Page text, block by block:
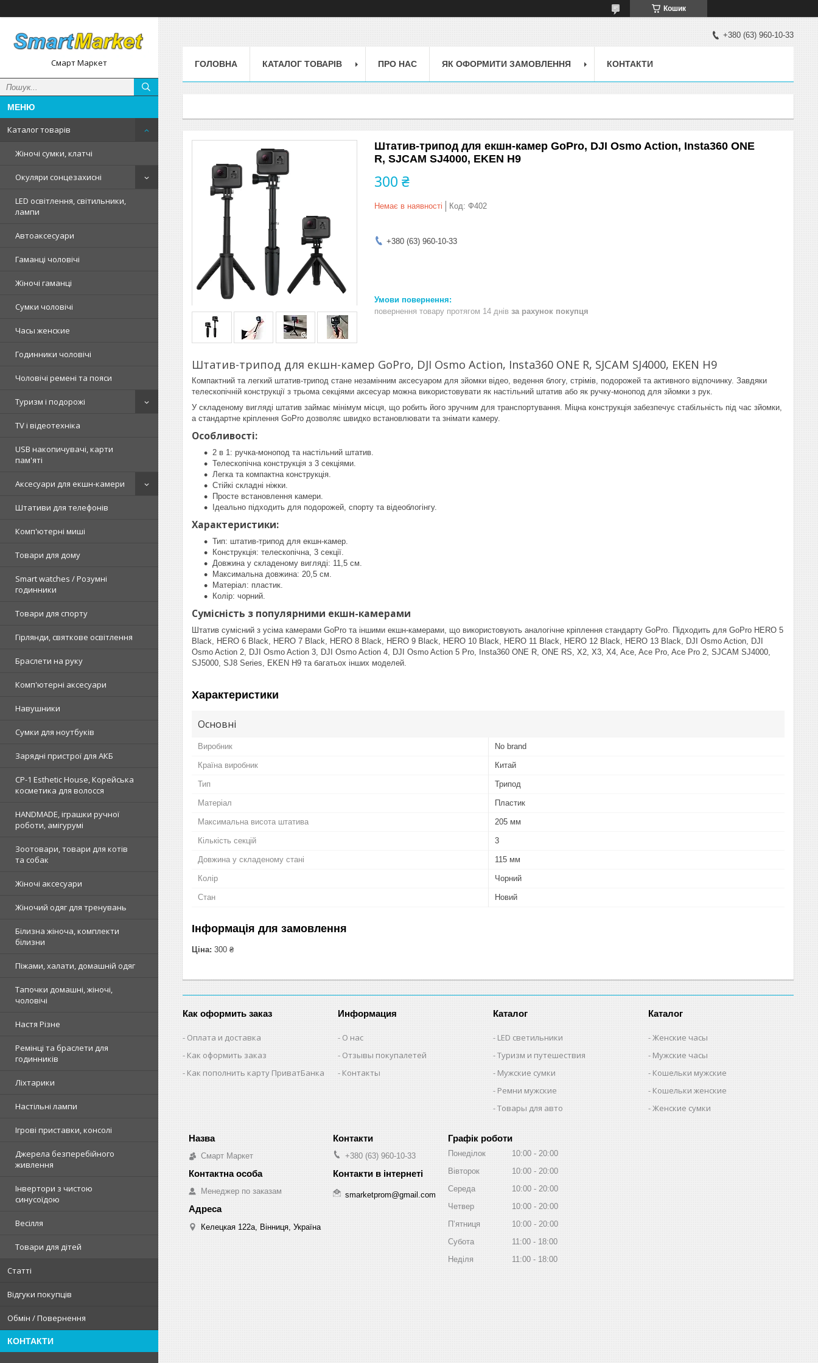
Кошик
Смарт Маркет
Каталог товарів
Жіночі сумки, клатчі
Окуляри сонцезахисні
LED освітлення, світильники,
лампи
Автоаксесуари
Гаманці чоловічі
Жіночі гаманці
Сумки чоловічі
Часы женские
Годинники чоловічі
Чоловічі ремені та пояси
Туризм і подорожі
TV і відеотехніка
USB накопичувачі, карти
пам'яті
Аксесуари для екшн-камери
Штативи для телефонів
Комп'ютерні миші
Товари для дому
Smart watches / Розумні
годинники
Товари для спорту
Гірлянди, святкове освітлення
Браслети на руку
Комп'ютерні аксесуари
Навушники
Сумки для ноутбуків
Зарядні пристрої для АКБ
CP-1 Esthetic House, Корейська
косметика для волосся
HANDMADE, іграшки ручної
роботи, амігурумі
Зоотовари, товари для котів
та собак
Жіночі аксесуари
Жіночий одяг для тренувань
Білизна жіноча, комплекти
білизни
Піжами, халати, домашній одяг
Тапочки домашні, жіночі,
чоловічі
Настя Різне
Ремінці та браслети для
годинників
Ліхтарики
Настільні лампи
Ігрові приставки, консолі
Джерела безперебійного
живлення
Інвертори з чистою
синусоїдою
Весілля
Товари для дітей
Статті
Відгуки покупців
Обмін / Повернення
КОНТАКТИ
+380 (63) 960-10-33
ГОЛОВНА КАТАЛОГ ТОВАРІВ ПРО НАС ЯК ОФОРМИТИ ЗАМОВЛЕННЯ КОНТАКТИ
Штатив-трипод для екшн-камер GoPro, DJI Osmo Action, Insta360 ONE
R, SJCAM SJ4000, EKEN H9
300 ₴
Немає в наявності Код: Ф402
+380 (63) 960-10-33
повернення товару протягом 14 днів за рахунок покупця
Штатив-трипод для екшн-камер GoPro, DJI Osmo Action, Insta360 ONE R, SJCAM SJ4000, EKEN H9
Компактний та легкий штатив-трипод стане незамінним аксесуаром для зйомки відео, ведення блогу, стрімів, подорожей та активного відпочинку. Завдяки
телескопічній конструкції з трьома секціями аксесуар можна використовувати як настільний штатив або як ручку-монопод для зйомки з рук.
У складеному вигляді штатив займає мінімум місця, що робить його зручним для транспортування. Міцна конструкція забезпечує стабільність під час зйомки,
а стандартне кріплення GoPro дозволяє швидко встановлювати та знімати камеру.
Особливості:
2 в 1: ручка-монопод та настільний штатив.
Телескопічна конструкція з 3 секціями.
Легка та компактна конструкція.
Стійкі складні ніжки.
Просте встановлення камери.
Ідеально підходить для подорожей, спорту та відеоблогінгу.
Характеристики:
Тип: штатив-трипод для екшн-камер.
Конструкція: телескопічна, 3 секції.
Довжина у складеному вигляді: 11,5 см.
Максимальна довжина: 20,5 см.
Матеріал: пластик.
Колір: чорний.
Сумісність з популярними екшн-камерами
Штатив сумісний з усіма камерами GoPro та іншими екшн-камерами, що використовують аналогічне кріплення стандарту GoPro. Підходить для GoPro HERO 5
Black, HERO 6 Black, HERO 7 Black, HERO 8 Black, HERO 9 Black, HERO 10 Black, HERO 11 Black, HERO 12 Black, HERO 13 Black, DJI Osmo Action, DJI
Osmo Action 2, DJI Osmo Action 3, DJI Osmo Action 4, DJI Osmo Action 5 Pro, Insta360 ONE R, ONE RS, X2, X3, X4, Ace, Ace Pro, Ace Pro 2, SJCAM SJ4000,
SJ5000, SJ8 Series, EKEN H9 та багатьох інших моделей.
Характеристики
Основні
Виробник No brand
Країна виробник Китай
Тип Трипод
Матеріал Пластик
Максимальна висота штатива 205 мм
Кількість секцій 3
Довжина у складеному стані 115 мм
Колір Чорний
Стан Новий
Інформація для замовлення
Ціна: 300 ₴
Как оформить заказ
Оплата и доставка
Как оформить заказ
Как пополнить карту ПриватБанка
Информация
О нас
Отзывы покупалетей
Контакты
Каталог
LED светильники
Туризм и путешествия
Мужские сумки
Ремни мужские
Товары для авто
Каталог
Женские часы
Мужские часы
Кошельки мужские
Кошельки женские
Женские сумки
Смарт Маркет
Менеджер по заказам
Келецкая 122а, Вінниця, Україна
+380 (63) 960-10-33
smarketprom@gmail.com
Графік роботи
Понеділок 10:00
20:00
Вівторок
10:00
20:00
Середа
10:00
20:00
Четвер
10:00
20:00
Пʼятниця
10:00
20:00
Субота
11:00
18:00
Неділя
11:00 18:00